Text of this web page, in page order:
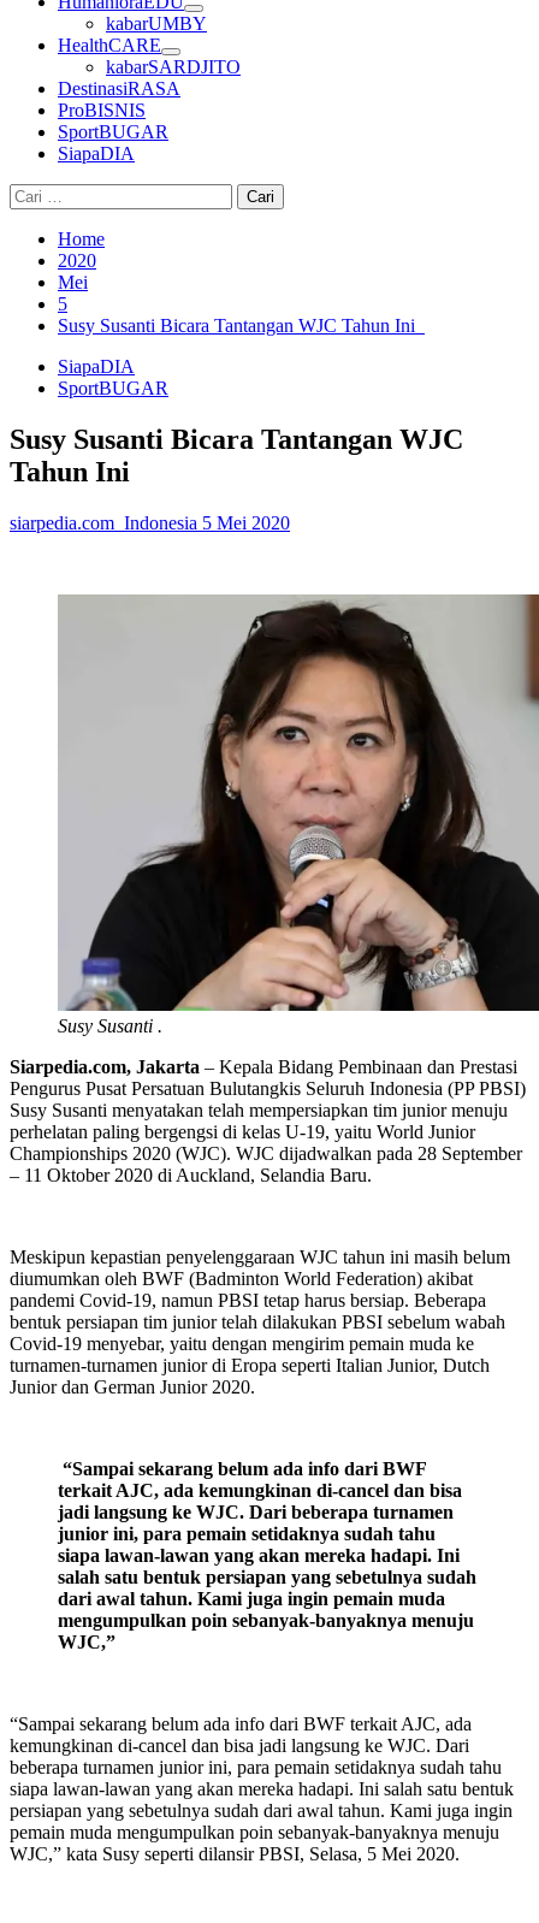
kabarUMBY
HealthCARE
kabarSARDJITO
DestinasiRASA
ProBISNIS
SportBUGAR
SiapaDIA
Cari
untuk:
Home
2020
Mei
5
Susy Susanti Bicara Tantangan WJC Tahun Ini
SiapaDIA
SportBUGAR
Susy Susanti Bicara Tantangan WJC
Tahun Ini
siarpedia.com_Indonesia 5 Mei 2020
Susy Susanti .
Siarpedia.com, Jakarta – Kepala Bidang Pembinaan dan Prestasi
Pengurus Pusat Persatuan Bulutangkis Seluruh Indonesia (PP PBSI)
Susy Susanti menyatakan telah mempersiapkan tim junior menuju
perhelatan paling bergengsi di kelas U-19, yaitu World Junior
Championships 2020 (WJC). WJC dijadwalkan pada 28 September
– 11 Oktober 2020 di Auckland, Selandia Baru.
Meskipun kepastian penyelenggaraan WJC tahun ini masih belum
diumumkan oleh BWF (Badminton World Federation) akibat
pandemi Covid-19, namun PBSI tetap harus bersiap. Beberapa
bentuk persiapan tim junior telah dilakukan PBSI sebelum wabah
Covid-19 menyebar, yaitu dengan mengirim pemain muda ke
turnamen-turnamen junior di Eropa seperti Italian Junior, Dutch
Junior dan German Junior 2020.
“Sampai sekarang belum ada info dari BWF
terkait AJC, ada kemungkinan di-cancel dan bisa
jadi langsung ke WJC. Dari beberapa turnamen
junior ini, para pemain setidaknya sudah tahu
siapa lawan-lawan yang akan mereka hadapi. Ini
salah satu bentuk persiapan yang sebetulnya sudah
dari awal tahun. Kami juga ingin pemain muda
mengumpulkan poin sebanyak-banyaknya menuju
WJC,”
“Sampai sekarang belum ada info dari BWF terkait AJC, ada
kemungkinan di-cancel dan bisa jadi langsung ke WJC. Dari
beberapa turnamen junior ini, para pemain setidaknya sudah tahu
siapa lawan-lawan yang akan mereka hadapi. Ini salah satu bentuk
persiapan yang sebetulnya sudah dari awal tahun. Kami juga ingin
pemain muda mengumpulkan poin sebanyak-banyaknya menuju
WJC,” kata Susy seperti dilansir PBSI, Selasa, 5 Mei 2020.